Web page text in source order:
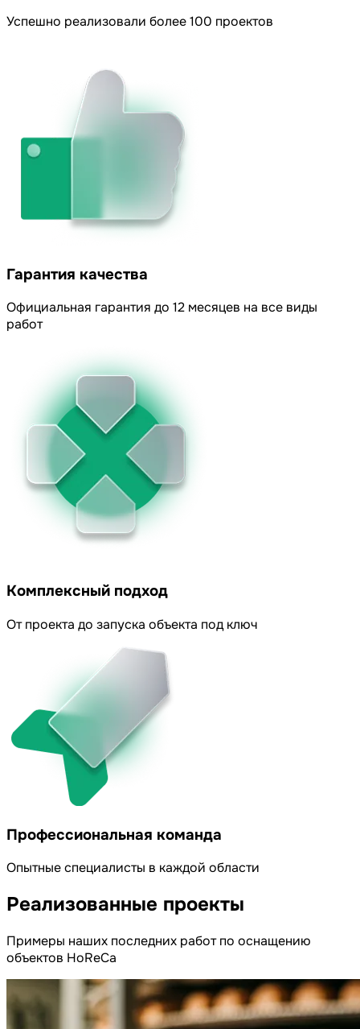
Успешно реализовали более 100 проектов
Гарантия качества
Официальная гарантия до 12 месяцев на все виды
работ
Комплексный подход
От проекта до запуска объекта под ключ
Профессиональная команда
Опытные специалисты в каждой области
Реализованные проекты
Примеры наших последних работ по оснащению
объектов HoReCa